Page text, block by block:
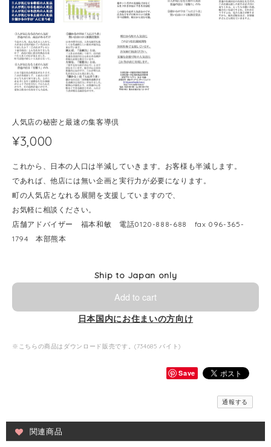
人気店の秘密と最速の集客導倶
¥3,000
これから、日本の人口は半減していきます。お客様も半減します。
であれば、他店には無い企画と実行力が必要になります。
町の人気店となれる展開を支援していますので、
お気軽に相談ください。
店舗アドバイザー 福本和敏 電話0120-888-688 fax 096-365-
1794 本部熊本
Ship to Japan only
Add to cart
日本国内にお住まいの方向け
※こちらの商品はダウンロード販売です。(734685 バイト)
Save
通報する
関連商品